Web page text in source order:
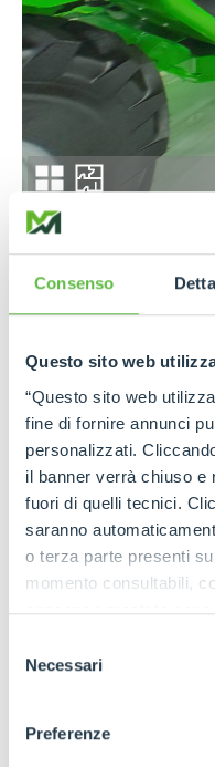
Consenso
Questo sito web
“Questo sito web
fine di fornire annunci
personalizzati.
il banner verrà chiuso e
fuori di quelli tecnici.
saranno
o terza parte presenti
momento consultabili,
consenso prestato per
ogni pagina,
dell'informativa
pagina. Per esercitare i
delNecessari
Preferenze
Seguici su
tutti gli